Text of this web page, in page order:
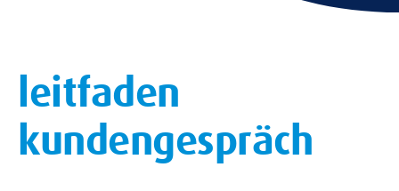
leitfaden
kundengespräch